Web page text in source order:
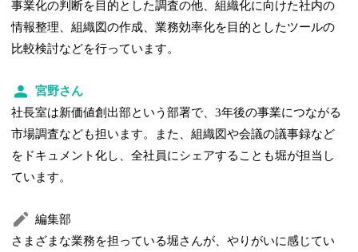
事業化の判断を目的とした調査の他、組織化に向けた社内の
情報整理、組織図の作成、業務効率化を目的としたツールの
比較検討などを行っています。
宮野さん
社長室は新価値創出部という部署で、3年後の事業につながる
市場調査なども担います。また、組織図や会議の議事録など
をドキュメント化し、全社員にシェアすることも堀が担当し
ています。
編集部
さまざまな業務を担っている堀さんが、やりがいに感じてい